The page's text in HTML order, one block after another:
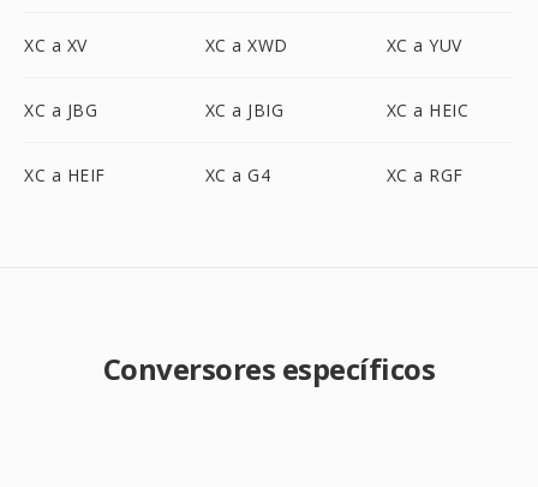
XC a XV XC a XWD XC a YUV
XC a JBG XC a JBIG XC a HEIC
XC a HEIF XC a G4 XC a RGF
Conversores específicos